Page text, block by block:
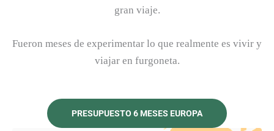
gran viaje.
Fueron meses de experimentar lo que realmente es vivir y
viajar en furgoneta.
PRESUPUESTO 6 MESES EUROPA